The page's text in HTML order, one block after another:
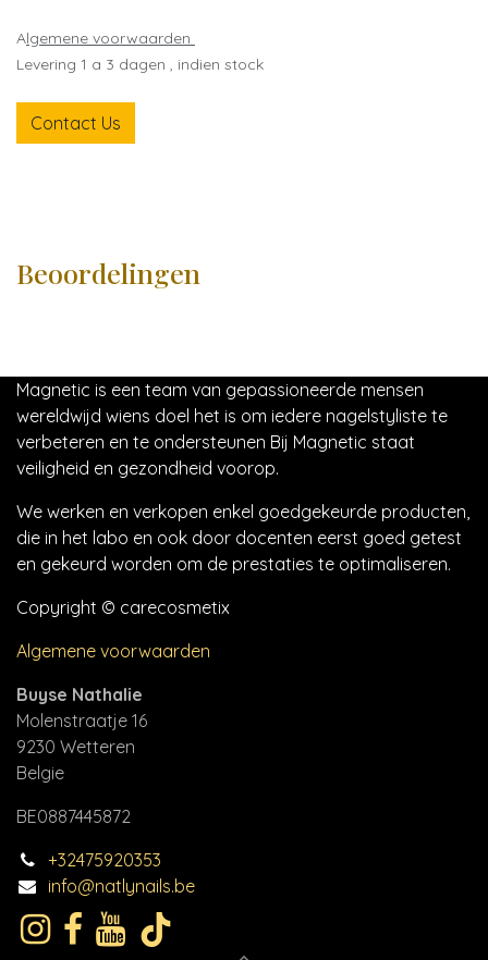
Algemene voorwaarden
Levering 1 a 3 dagen , indien stock
Contact Us
Beoordelingen
Magnetic is een team van gepassioneerde mensen
wereldwijd wiens doel het is om iedere nagelstyliste te
verbeteren en te ondersteunen Bij Magnetic staat
veiligheid en gezondheid voorop.
We werken en verkopen enkel goedgekeurde producten,
die in het labo en ook door docenten eerst goed getest
en gekeurd worden om de prestaties te optimaliseren.
Copyright © carecosmetix
Algemene voorwaarden
Buyse Nathalie
Molenstraatje 16
9230 Wetteren
Belgie
BE0887445872
+32475920353
info@natlynails.be